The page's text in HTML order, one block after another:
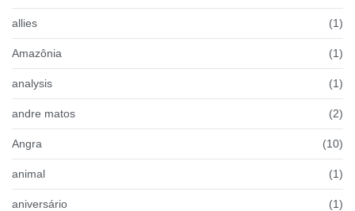
allies (1)
Amazônia (1)
analysis (1)
andre matos (2)
Angra (10)
animal (1)
aniversário (1)